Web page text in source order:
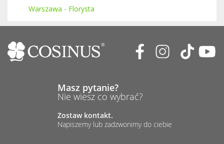
Warszawa - Florysta
Masz pytanie?
Nie wiesz co wybrać?
Zostaw kontakt.
Napiszemy lub zadzwonimy do ciebie